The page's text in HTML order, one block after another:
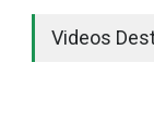
Videos